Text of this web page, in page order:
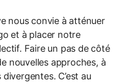
nous convie à atténuer
et à placer notre
Faire un pas de côté
nouvelles approches, à
C’est au